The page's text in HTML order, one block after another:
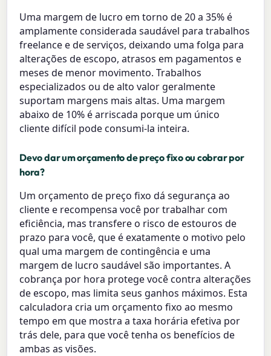
Uma margem de lucro em torno de 20 a 35% é
amplamente considerada saudável para trabalhos
freelance e de serviços, deixando uma folga para
alterações de escopo, atrasos em pagamentos e
meses de menor movimento. Trabalhos
especializados ou de alto valor geralmente
suportam margens mais altas. Uma margem
abaixo de 10% é arriscada porque um único
cliente difícil pode consumi-la inteira.
Devo dar um orçamento de preço fixo ou cobrar por
hora?
Um orçamento de preço fixo dá segurança ao
cliente e recompensa você por trabalhar com
eficiência, mas transfere o risco de estouros de
prazo para você, que é exatamente o motivo pelo
qual uma margem de contingência e uma
margem de lucro saudável são importantes. A
cobrança por hora protege você contra alterações
de escopo, mas limita seus ganhos máximos. Esta
calculadora cria um orçamento fixo ao mesmo
tempo em que mostra a taxa horária efetiva por
trás dele, para que você tenha os benefícios de
ambas as visões.